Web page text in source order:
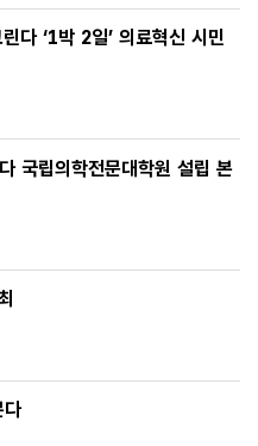
다 ‘1박 2일’ 의료혁신 시민
국립의학전문대학원 설립 본
다